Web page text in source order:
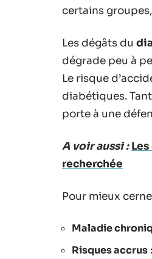
certains
Les dégâts du
dégrade peu à
Le risque
diabétiques.
porte à une
A voir aussi :
recherchée
Pour mieux
Maladie
Risques accrus